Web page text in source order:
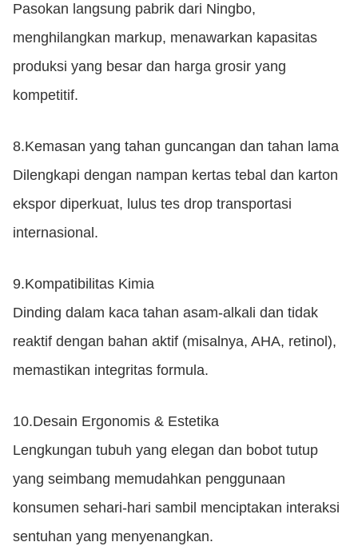
Pasokan langsung pabrik dari Ningbo,
menghilangkan markup, menawarkan kapasitas
produksi yang besar dan harga grosir yang
kompetitif.
8.Kemasan yang tahan guncangan dan tahan lama
Dilengkapi dengan nampan kertas tebal dan karton
ekspor diperkuat, lulus tes drop transportasi
internasional.
9.Kompatibilitas Kimia
Dinding dalam kaca tahan asam-alkali dan tidak
reaktif dengan bahan aktif (misalnya, AHA, retinol),
memastikan integritas formula.
10.Desain Ergonomis & Estetika
Lengkungan tubuh yang elegan dan bobot tutup
yang seimbang memudahkan penggunaan
konsumen sehari-hari sambil menciptakan interaksi
sentuhan yang menyenangkan.